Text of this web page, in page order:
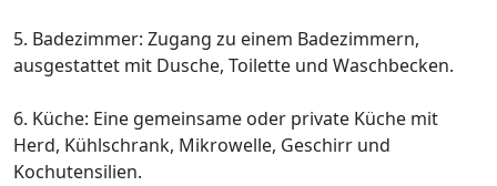
5. Badezimmer: Zugang zu einem Badezimmern,
ausgestattet mit Dusche, Toilette und Waschbecken.
6. Küche: Eine gemeinsame oder private Küche mit
Herd, Kühlschrank, Mikrowelle, Geschirr und
Kochutensilien.